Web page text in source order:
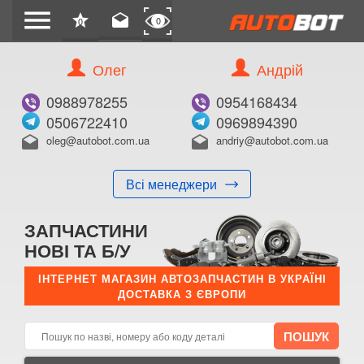
menu star
0 drafts 0
Олег
0988978255
0506722410
drafts oleg@autobot.com.ua
Всі менеджери
Андрій
0954168434
0969894390
drafts andriy@autobot.com.ua
ЗАПЧАСТИНИ
НОВІ ТА Б/У
ІНТЕРНЕТ МАГАЗИН АВТОЗАПЧАСТИН В УКРАЇНІ
ДОСТАВКА З ЄВРОПИ
КУПИТИ
Оригінальний номер:
Примітка:
E-mail:
Телефон: